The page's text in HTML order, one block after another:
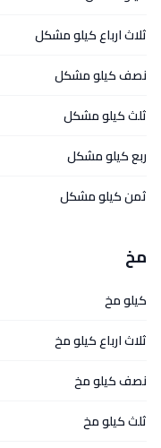
ثلاث ارباع كيلو مشكل
نصف كيلو مشكل
ثلث كيلو مشكل
ربع كيلو مشكل
ثمن كيلو مشكل
مخ
كيلو مخ
ثلاث ارباع كيلو مخ
نصف كيلو مخ
ثلث كيلو مخ